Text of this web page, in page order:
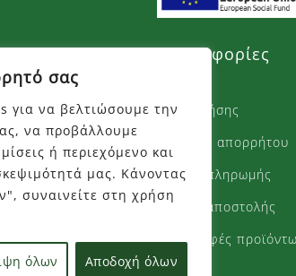
σας
για να βελτιώσουμε την
να προβάλλουμε
ή περιεχόμενο και
μας. Κάνοντας
συναινείτε στη χρήση
όλων Αποδοχή όλων
Πληροφορίες
Όροι χρήσης
Πολιτική απορρήτου
Τρόποι πληρωμής
Τρόποι αποστολής
Επιστροφές